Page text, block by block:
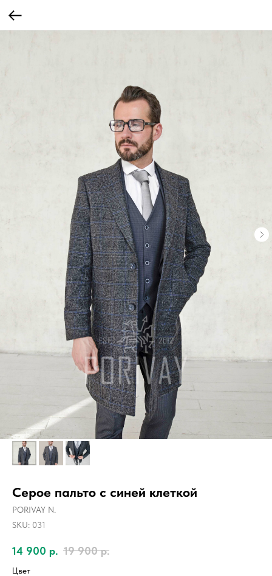
Серое пальто с синей клеткой
PORIVAY N.
SKU: 031
14 900 р. 19 900 р.
Цвет